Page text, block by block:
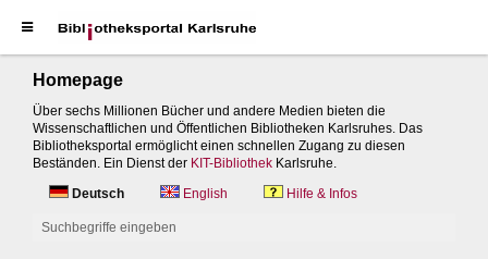
Homepage
Über sechs Millionen Bücher und andere Medien bieten die
Wissenschaftlichen und Öffentlichen Bibliotheken Karlsruhes. Das
Bibliotheksportal ermöglicht einen schnellen Zugang zu diesen
Beständen. Ein Dienst der KIT-Bibliothek Karlsruhe.
Deutsch
English Hilfe & Infos
Suchbegriffe eingeben